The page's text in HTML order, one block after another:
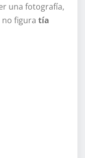
una fotografía,
figura tía